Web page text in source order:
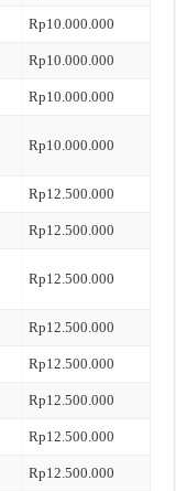
Rp10.000.000
Rp10.000.000
Rp10.000.000
Rp10.000.000
Rp12.500.000
Rp12.500.000
Rp12.500.000
Rp12.500.000
Rp12.500.000
Rp12.500.000
Rp12.500.000
Rp12.500.000